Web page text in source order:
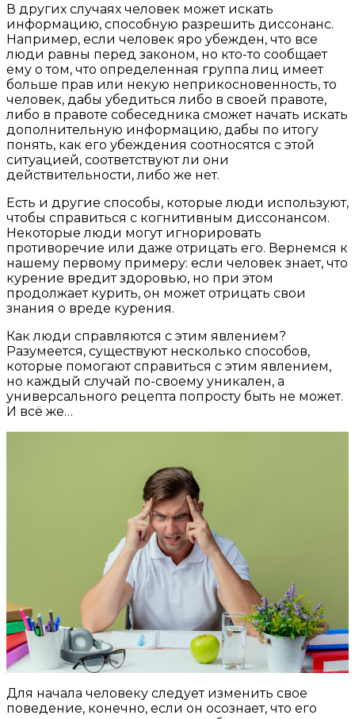
В других случаях человек может искать
информацию, способную разрешить диссонанс.
Например, если человек яро убежден, что все
люди равны перед законом, но кто-то сообщает
ему о том, что определенная группа лиц имеет
больше прав или некую неприкосновенность, то
человек, дабы убедиться либо в своей правоте,
либо в правоте собеседника сможет начать искать
дополнительную информацию, дабы по итогу
понять, как его убеждения соотносятся с этой
ситуацией, соответствуют ли они
действительности, либо же нет.
Есть и другие способы, которые люди используют,
чтобы справиться с когнитивным диссонансом.
Некоторые люди могут игнорировать
противоречие или даже отрицать его. Вернемся к
нашему первому примеру: если человек знает, что
курение вредит здоровью, но при этом
продолжает курить, он может отрицать свои
знания о вреде курения.
Как люди справляются с этим явлением?
Разумеется, существуют несколько способов,
которые помогают справиться с этим явлением,
но каждый случай по-своему уникален, а
универсального рецепта попросту быть не может.
И всё же…
Для начала человеку следует изменить свое
поведение, конечно, если он осознает, что его